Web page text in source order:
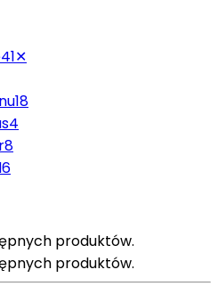
41✕
18
4
8
6
produktów.
produktów.